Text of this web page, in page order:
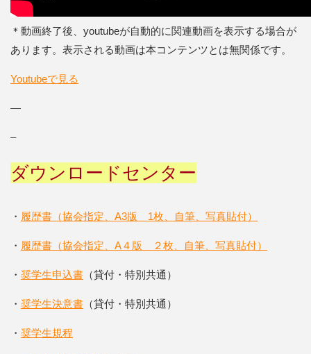
＊動画終了後、youtubeが自動的に関連動画を表示する場合が
あります。表示される動画は本コンテンツとは無関係です。
Youtubeで見る
—
–
ダウンロードセンター
・ 履歴書（協会指定、A3版 1枚、自筆、写真貼付）
・ 履歴書（協会指定、A４版 ２枚、自筆、写真貼付）
・ 奨学生申込書 （貸付・特別共通）
・ 奨学生決意書 （貸付・特別共通）
・ 奨学生規程